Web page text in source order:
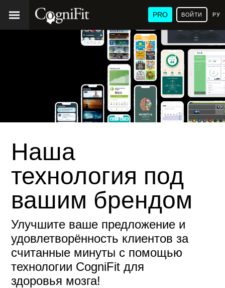
PRO ВОЙТИ
Наша
технология под
вашим брендом
Улучшите ваше предложение и
удовлетворённость клиентов за
считанные минуты с помощью
технологии CogniFit для
здоровья мозга!